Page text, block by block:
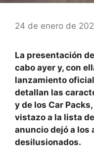
24 de enero de
La presentación
cabo ayer y, con
lanzamiento
detallan las
y de los Car
vistazo a la lista
anuncio dejó a
desilusionados.